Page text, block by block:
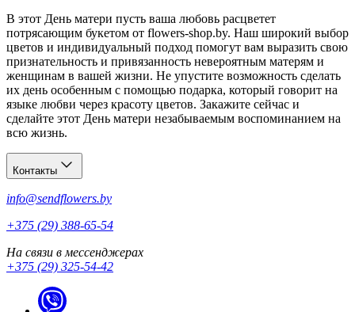
В этот День матери пусть ваша любовь расцветет
потрясающим букетом от flowers-shop.by. Наш широкий выбор
цветов и индивидуальный подход помогут вам выразить свою
признательность и привязанность невероятным матерям и
женщинам в вашей жизни. Не упустите возможность сделать
их день особенным с помощью подарка, который говорит на
языке любви через красоту цветов. Закажите сейчас и
сделайте этот День матери незабываемым воспоминанием на
всю жизнь.
Контакты
info@sendflowers.by
+375 (29) 388-65-54
На связи в мессенджерах
+375 (29) 325-54-42